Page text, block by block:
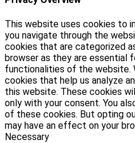
This website uses cookies to
you navigate through the
cookies that are categorized
browser as they are essential
functionalities of the website.
cookies that help us analyze
this website. These cookies
only with your consent. You
of these cookies. But opting
may have an effect on your
Necessary